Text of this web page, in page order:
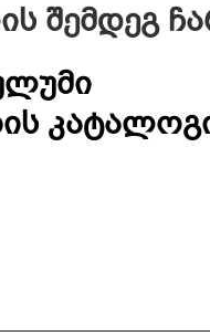
შემდეგ